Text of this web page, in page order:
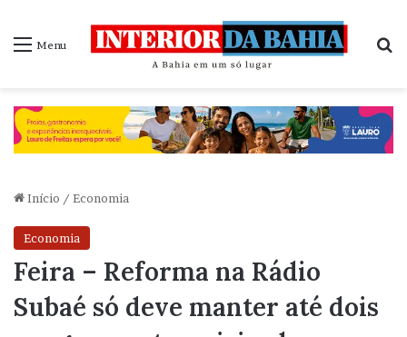
Menu
Início / Economia
Economia
Feira – Reforma na Rádio
Subaé só deve manter até dois